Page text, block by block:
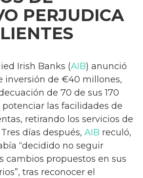
PERJUDICA
Irish Banks (AIB) anunció
inversión de €40 millones,
de 70 de sus 170
potenciar las facilidades de
retirando los servicios de
días después, AIB reculó,
“decidido no seguir
cambios propuestos en sus
tras reconocer el